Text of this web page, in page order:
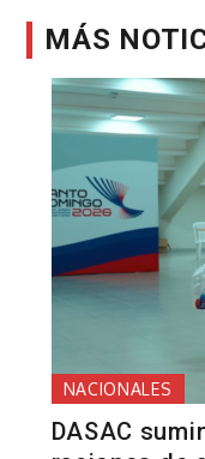
MÁS
NACIONALES
DASAC